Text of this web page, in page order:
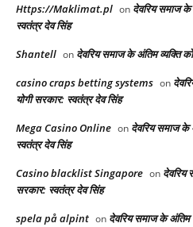
Https://Maklimat.pl on देवरिय समाज के
स्वतंत्र देव सिंह
Shantell on देवरिय समाज के अंतिम व्यक्ति
casino craps betting systems on
योगी सरकार: स्वतंत्र देव सिंह
Mega Casino Online on देवरिय समाज के
स्वतंत्र देव सिंह
Casino blacklist Singapore on देवरिय
सरकार: स्वतंत्र देव सिंह
spela på alpint on देवरिय समाज के अंतिम